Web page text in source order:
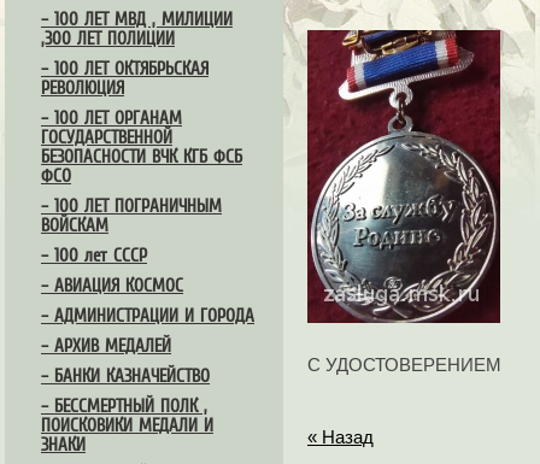
– 100 ЛЕТ МВД , МИЛИЦИИ
,300 ЛЕТ ПОЛИЦИИ
– 100 ЛЕТ ОКТЯБРЬСКАЯ
РЕВОЛЮЦИЯ
– 100 ЛЕТ ОРГАНАМ
ГОСУДАРСТВЕННОЙ
БЕЗОПАСНОСТИ ВЧК КГБ ФСБ
ФСО
– 100 ЛЕТ ПОГРАНИЧНЫМ
ВОЙСКАМ
– 100 лет СССР
– АВИАЦИЯ КОСМОС
– АДМИНИСТРАЦИИ И ГОРОДА
– АРХИВ МЕДАЛЕЙ
– БАНКИ КАЗНАЧЕЙСТВО
– БЕССМЕРТНЫЙ ПОЛК ,
ПОИСКОВИКИ МЕДАЛИ И
ЗНАКИ
С УДОСТОВЕРЕНИЕМ
« Назад